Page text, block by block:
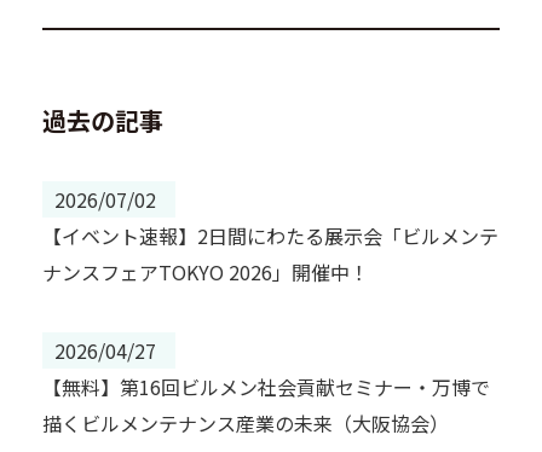
過去の記事
2026/07/02
【イベント速報】2日間にわたる展示会「ビルメンテ
ナンスフェアTOKYO 2026」開催中！
2026/04/27
【無料】第16回ビルメン社会貢献セミナー・万博で
描くビルメンテナンス産業の未来（大阪協会）